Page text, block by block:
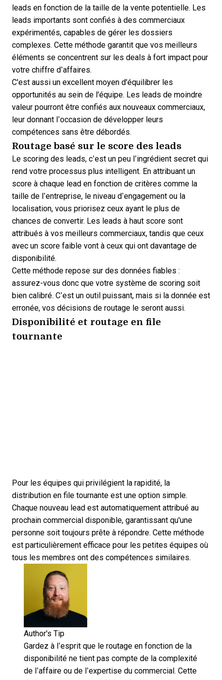
leads en fonction de la taille de la vente potentielle. Les
leads importants sont confiés à des commerciaux
expérimentés, capables de gérer les dossiers
complexes. Cette méthode garantit que vos meilleurs
éléments se concentrent sur les deals à fort impact pour
votre chiffre d’affaires.
C'est aussi un excellent moyen d'équilibrer les
opportunités au sein de l'équipe. Les leads de moindre
valeur pourront être confiés aux nouveaux commerciaux,
leur donnant l’occasion de développer leurs
compétences sans être débordés.
Routage basé sur le score des leads
Le scoring des leads, c’est un peu l’ingrédient secret qui
rend votre processus plus intelligent. En attribuant un
score à chaque lead en fonction de critères comme la
taille de l’entreprise, le niveau d’engagement ou la
localisation, vous priorisez ceux ayant le plus de
chances de convertir. Les leads à haut score sont
attribués à vos meilleurs commerciaux, tandis que ceux
avec un score faible vont à ceux qui ont davantage de
disponibilité.
Cette méthode repose sur des données fiables :
assurez-vous donc que votre système de scoring soit
bien calibré. C’est un outil puissant, mais si la donnée est
erronée, vos décisions de routage le seront aussi.
Disponibilité et routage en file
tournante
Pour les équipes qui privilégient la rapidité, la
distribution en file tournante est une option simple.
Chaque nouveau lead est automatiquement attribué au
prochain commercial disponible, garantissant qu'une
personne soit toujours prête à répondre. Cette méthode
est particulièrement efficace pour les petites équipes où
tous les membres ont des compétences similaires.
Author's Tip
Gardez à l’esprit que le routage en fonction de la
disponibilité ne tient pas compte de la complexité
de l’affaire ou de l’expertise du commercial. Cette